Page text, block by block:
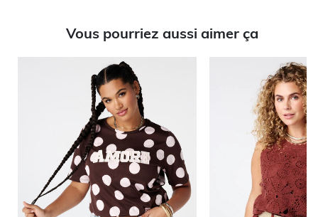
Vous pourriez aussi aimer ça